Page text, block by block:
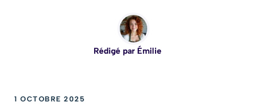
Rédigé par Émilie
1 OCTOBRE 2025